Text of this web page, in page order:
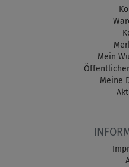
Mein
Meine